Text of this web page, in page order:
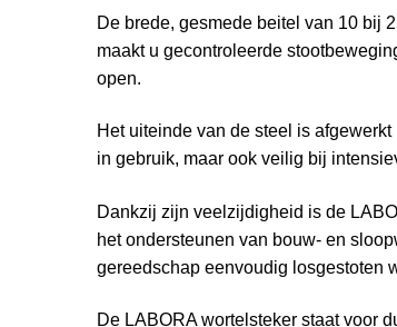
De brede, gesmede beitel van 10 bij
maakt u gecontroleerde
open.
Het uiteinde van de steel is
in gebruik, maar ook veilig bij
Dankzij zijn veelzijdigheid is de
het ondersteunen van bouw- en
gereedschap eenvoudig losgestoten
De LABORA wortelsteker staat voor